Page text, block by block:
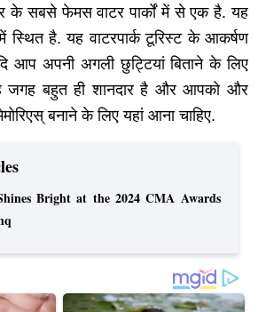
के सबसे फेमस वाटर पार्कों में से एक है. यह
स्थित है. यह वाटरपार्क टूरिस्ट के आकर्षण
आप अपनी अगली छुट्टियां बिताने के लिए
जगह बहुत ही शानदार है और आपको और
बनाने के लिए यहां आना चाहिए.
Bright at the 2024 CMA Awards